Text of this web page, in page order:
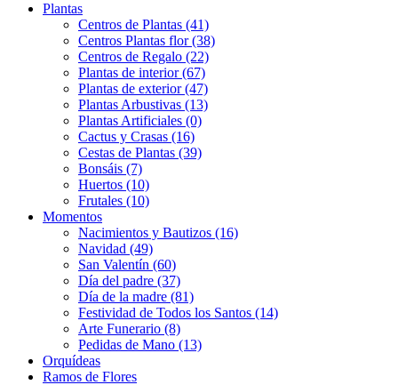
Plantas
Centros de Plantas (41)
Centros Plantas flor (38)
Centros de Regalo (22)
Plantas de interior (67)
Plantas de exterior (47)
Plantas Arbustivas (13)
Plantas Artificiales (0)
Cactus y Crasas (16)
Cestas de Plantas (39)
Bonsáis (7)
Huertos (10)
Frutales (10)
Momentos
Nacimientos y Bautizos (16)
Navidad (49)
San Valentín (60)
Día del padre (37)
Día de la madre (81)
Festividad de Todos los Santos (14)
Arte Funerario (8)
Pedidas de Mano (13)
Orquídeas
Ramos de Flores